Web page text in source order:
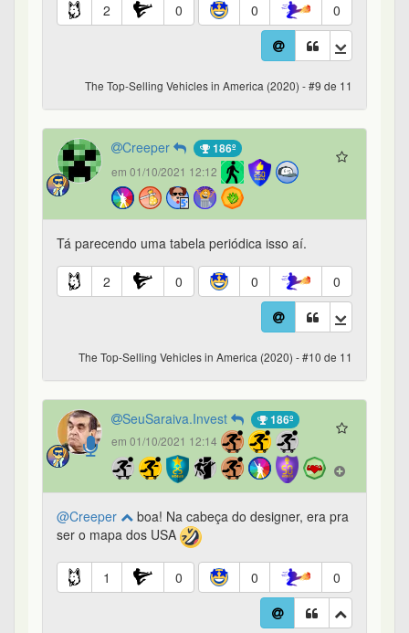
2 0 0 0
The Top-Selling Vehicles in America (2020) - #9 de 11
Creeper 186º
em 01/10/2021 12:12
Tá parecendo uma tabela periódica isso aí.
2 0 0 0
The Top-Selling Vehicles in America (2020) - #10 de 11
SeuSaraiva.Invest 186º
em 01/10/2021 12:14
@Creeper
boa! Na cabeça do designer, era pra
ser o mapa dos USA
1 0 0 0